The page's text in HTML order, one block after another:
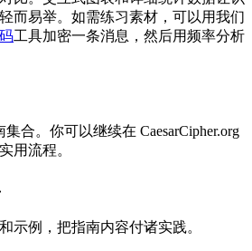
而易举。如需练习素材，可以用我们
工具加密一条消息，然后用频率分析
合。你可以继续在 CaesarCipher.org
用流程。
示例，把指南内容付诸实践。